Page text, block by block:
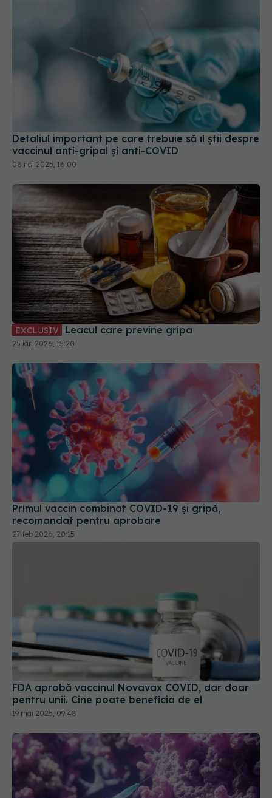
Detaliul important pe care trebuie să îl știi despre
vaccinul anti-gripal și anti-COVID
08 noi 2025, 16:00
EXCLUSIV Leacul care previne gripa
25 ian 2026, 15:20
Primul vaccin combinat COVID-19 și gripă,
recomandat pentru aprobare
27 feb 2026, 20:15
FDA aprobă vaccinul Novavax COVID, dar doar
pentru unii. Cine poate beneficia de el
19 mai 2025, 09:48